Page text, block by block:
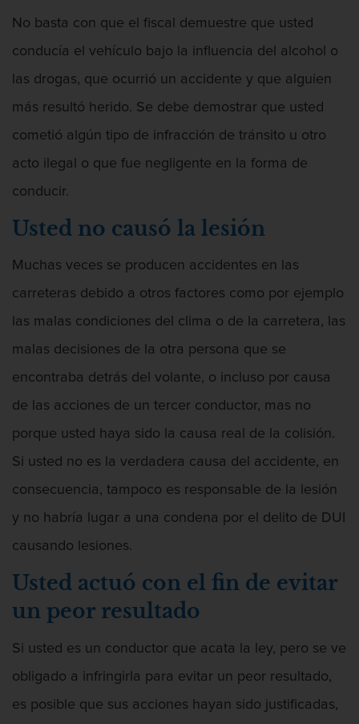
No basta con que el fiscal demuestre que usted
conducía el vehículo bajo la influencia del alcohol o
las drogas, que ocurrió un accidente y que alguien
más resultó herido. Se debe demostrar que usted
cometió algún tipo de infracción de tránsito u otro
acto ilegal o que fue negligente en la forma de
conducir.
Usted no causó la lesión
Muchas veces se producen accidentes en las
carreteras debido a otros factores como por ejemplo
las malas condiciones del clima o de la carretera, las
malas decisiones de la otra persona que se
encontraba detrás del volante, o incluso por causa
de las acciones de un tercer conductor, mas no
porque usted haya sido la causa real de la colisión.
Si usted no es la verdadera causa del accidente, en
consecuencia, tampoco es responsable de la lesión
y no habría lugar a una condena por el delito de DUI
causando lesiones.
Usted actuó con el fin de evitar
un peor resultado
Si usted es un conductor que acata la ley, pero se ve
obligado a infringirla para evitar un peor resultado,
es posible que sus acciones hayan sido justificadas,
Abuso Infantil
Actos Lascivos Con Un Menor
Agresión
Público
Agresión Que Causa Lesiones Corporales
Graves